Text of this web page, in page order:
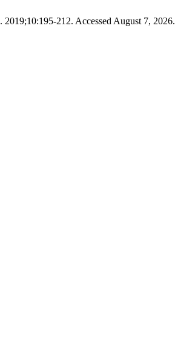
. 2019;10:195-212. Accessed August 7, 2026.